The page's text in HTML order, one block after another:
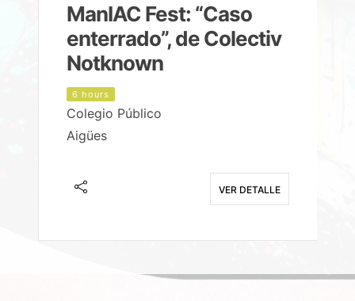
ManIAC Fest: “Caso
enterrado”, de Colectiv
Notknown
6 hours
Colegio Público
Aigües
VER DETALLE